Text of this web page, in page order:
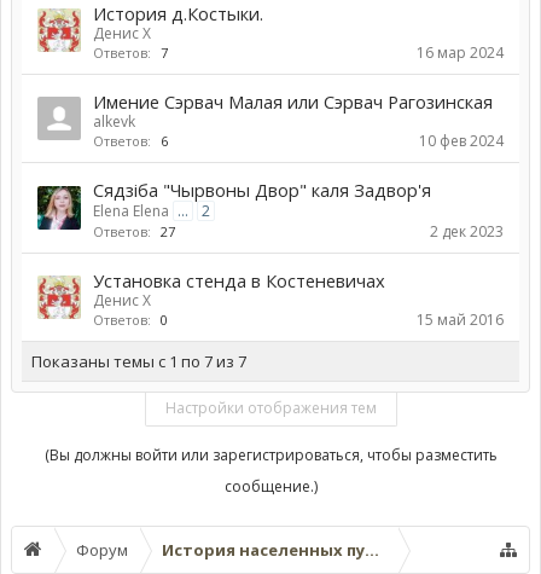
История д.Костыки.
Денис Х
Ответов: 7 16 мар 2024
Имение Сэрвач Малая или Сэрвач Рагозинская
alkevk
Ответов: 6 10 фев 2024
Сядзіба "Чырвоны Двор" каля Задвор'я
Elena Elena ... 2
Ответов: 27 2 дек 2023
Установка стенда в Костеневичах
Денис Х
Ответов: 0 15 май 2016
Показаны темы с 1 по 7 из 7
Настройки отображения тем
(Вы должны войти или зарегистрироваться, чтобы разместить
сообщение.)
Форум История населенных пунктов Вилейского